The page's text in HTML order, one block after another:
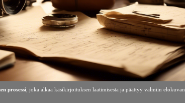
prosessi , joka alkaa käsikirjoituksen laatimisesta ja päättyy valmiin elokuvan